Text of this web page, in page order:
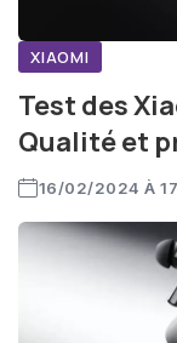
XIAOMI
Test des
Qualité et
16/02/2024 À